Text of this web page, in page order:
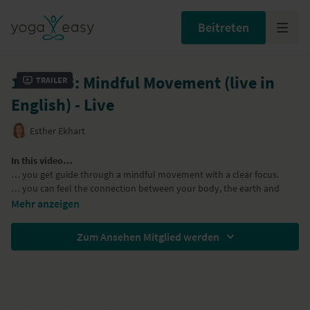
Beitreten
Trailer
16.01.25: Mindful Movement (live in
English) - Live
Esther Ekhart
In this video…
… you get guide through a mindful movement with a clear focus.
… you can feel the connection between your body, the earth and
your breath.
Yoga-poses (asanas)
Mehr anzeigen
Zum Ansehen Mitglied werden